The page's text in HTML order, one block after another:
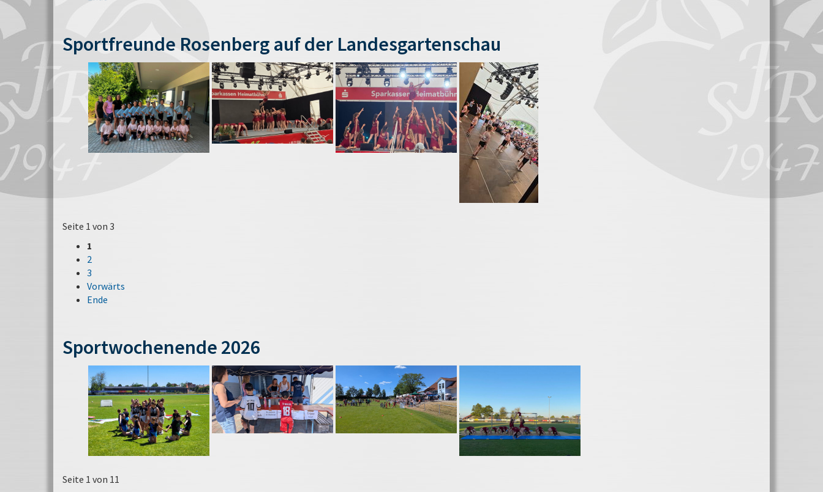
Sportfreunde Rosenberg auf der Landesgartenschau
Seite 1 von 3
1
2
3
Vorwärts
Ende
Sportwochenende 2026
Seite 1 von 11